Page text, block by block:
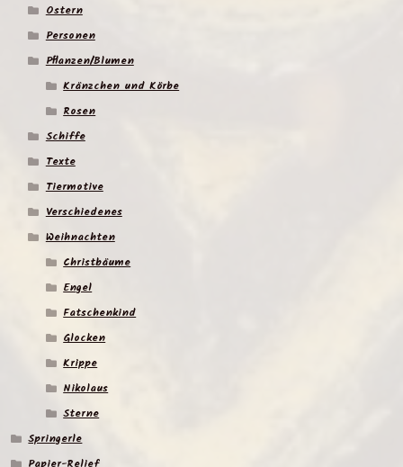
Ostern
Personen
Pflanzen/Blumen
Kränzchen und Körbe
Rosen
Schiffe
Texte
Tiermotive
Verschiedenes
Weihnachten
Christbäume
Engel
Fatschenkind
Glocken
Krippe
Nikolaus
Sterne
Springerle